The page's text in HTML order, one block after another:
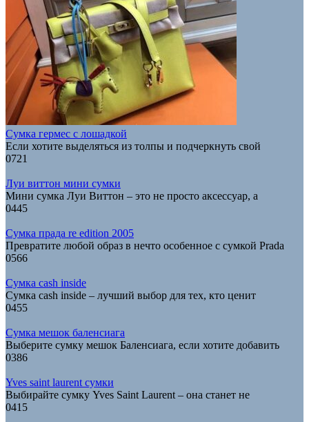
Сумка гермес с лошадкой
Если хотите выделяться из толпы и подчеркнуть свой
0721
Луи виттон мини сумки
Мини сумка Луи Виттон – это не просто аксессуар, а
0445
Сумка прада re edition 2005
Превратите любой образ в нечто особенное с сумкой Prada
0566
Сумка cash inside
Сумка cash inside – лучший выбор для тех, кто ценит
0455
Сумка мешок баленсиага
Выберите сумку мешок Баленсиага, если хотите добавить
0386
Yves saint laurent сумки
Выбирайте сумку Yves Saint Laurent – она станет не
0415